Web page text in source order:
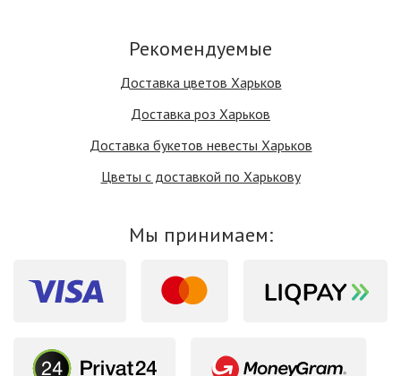
Рекомендуемые
Доставка цветов Харьков
Доставка роз Харьков
Доставка букетов невесты Харьков
Цветы с доставкой по Харькову
Мы принимаем: